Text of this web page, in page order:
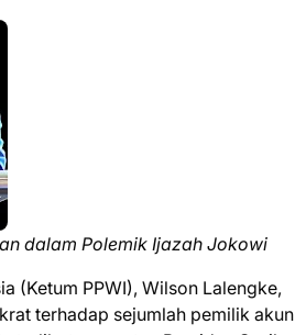
dalam Polemik Ijazah Jokowi
(Ketum PPWI), Wilson Lalengke,
terhadap sejumlah pemilik akun